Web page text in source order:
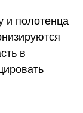
и полотенца
в